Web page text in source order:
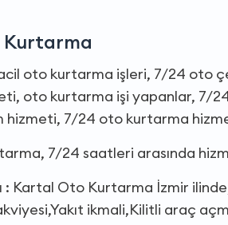
oto kurtarma işleri, 7/24 oto
oto kurtarma işi yapanlar, 7/
hizmeti, 7/24 oto kurtarma
7/24 saatleri arasında
: Kartal Oto Kurtarma İzmir
ikmali,Kilitli araç